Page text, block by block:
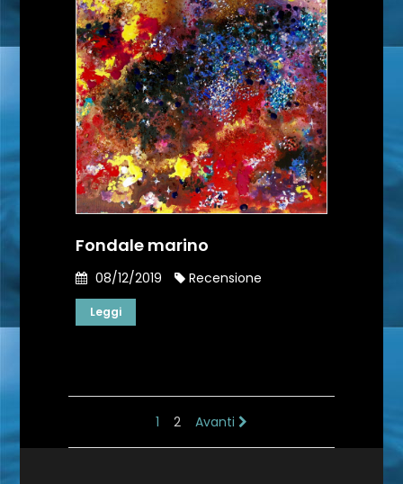
Fondale marino
08/12/2019 Recensione
Leggi
1 2 Avanti